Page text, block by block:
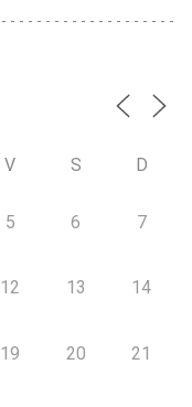
V S D
5 6 7
12 13 14
19 20 21